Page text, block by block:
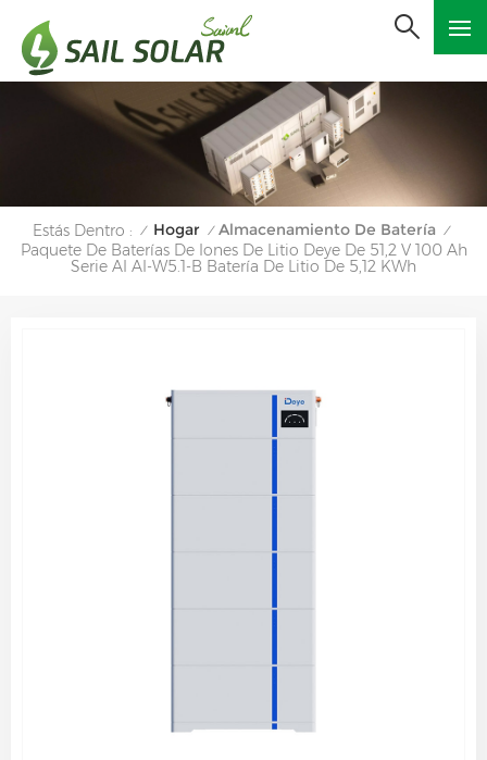
Estás Dentro : / Hogar / Almacenamiento De Batería /
Paquete De Baterías De Iones De Litio Deye De 51,2 V 100 Ah
Serie AI AI-W5.1-B Batería De Litio De 5,12 KWh